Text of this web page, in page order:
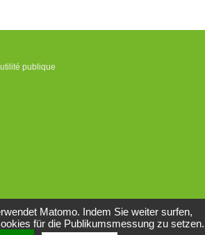
publique
Matomo. Indem Sie weiter surfen,
für die Publikumsmessung zu setzen.